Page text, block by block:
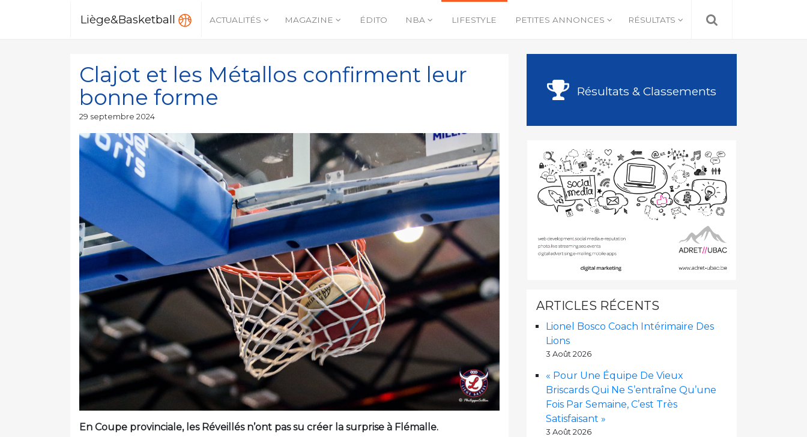
Liège&Basketball ACTUALITÉS MAGAZINE ÉDITO NBA LIFESTYLE PETITES ANNONCES RÉSULTATS
Clajot et les Métallos confirment leur
bonne forme
Publié
29 septembre 2024
En Coupe provinciale, les Réveillés n’ont pas su créer la surprise à Flémalle.
Résultats & Classements
ARTICLES RÉCENTS
Lionel Bosco Coach Intérimaire Des
Lions
3 Août 2026
« Pour Une Équipe De Vieux
Briscards Qui Ne S’entraîne Qu’une
Fois Par Semaine, C’est Très
Satisfaisant »
3 Août 2026